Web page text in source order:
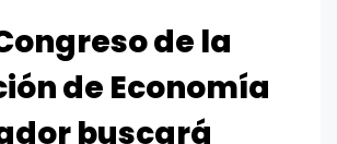
de la
de Economía
buscará